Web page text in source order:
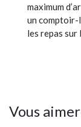
maximum
un comptoir-
les repas sur
Vous